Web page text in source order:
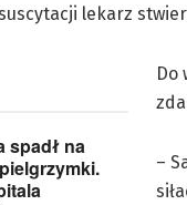
lekarz
spadł na
Do
–